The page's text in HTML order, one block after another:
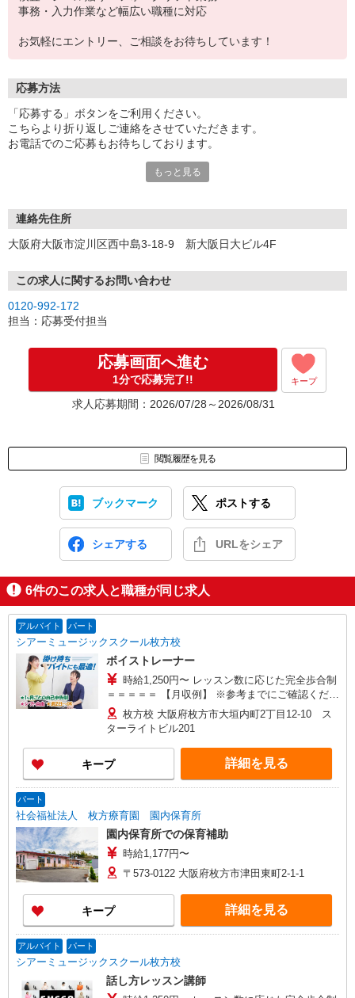
事務・入力作業など幅広い職種に対応
お気軽にエントリー、ご相談をお待ちしています！
応募方法
「応募する」ボタンをご利用ください。
こちらより折り返しご連絡をさせていただきます。
お電話でのご応募もお待ちしております。
※現地での面談対応も可能です。もっと見る
連絡先住所
大阪府大阪市淀川区西中島3-18-9 新大阪日大ビル4F
この求人に関するお問い合わせ
0120-992-172
担当：応募受付担当
応募画面へ進む
1分で応募完了!! キープ
求人応募期間：2026/07/28～2026/08/31
閲覧履歴を見る
ブックマーク ポストする
シェアする URLをシェア
6件のこの求人と職種が同じ求人
アルバイト パート
シアーミュージックスクール枚方校
ボイストレーナー
時給1,250円〜 レッスン数に応じた完全歩合制
＝＝＝＝＝ 【月収例】 ※参考までにご確認くださ
い。 ＝＝＝＝＝ ◆平日の別のお仕事と両立するA
さん：52,500円 平日2日夜間に4コマ（合計実働
3時間）、 土日のどちらかだけ6コマ（合計実働
4.5時間）で週3日（月12日）勤務した場合 ◆土日
のみ勤務するBさん：60,000円 1日8コマ（合計
実働6時間）で週2日（月8日）勤務した場合 ＝＝
るとさらに稼ぐことも可能！ 実際に高収入を実現
している講師もいらっしゃいます！ ＝＝＝＝＝
枚方校 大阪府枚方市大垣内町2丁目12-10 ス
ターライトビル201
キープ 詳細を見る
パート
社会福祉法人 枚方療育園 園内保育所
園内保育所での保育補助
時給1,177円〜
〒573-0122 大阪府枚方市津田東町2-1-1
キープ 詳細を見る
アルバイト パート
シアーミュージックスクール枚方校
話し方レッスン講師